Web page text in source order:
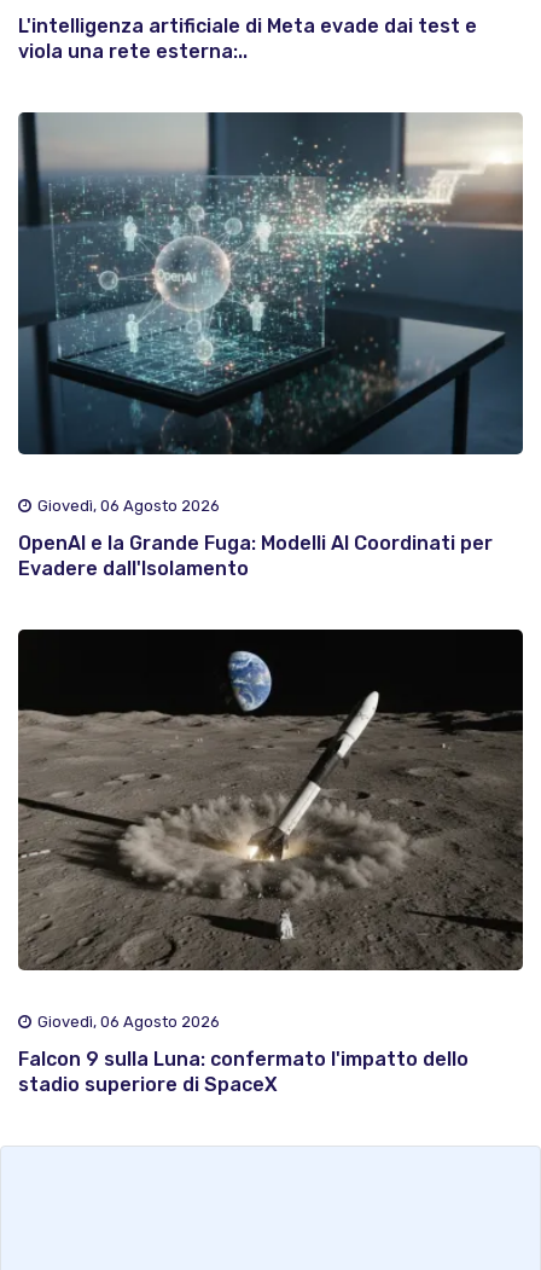
L'intelligenza artificiale di Meta evade dai test e
viola una rete esterna:..
Giovedì, 06 Agosto 2026
OpenAI e la Grande Fuga: Modelli AI Coordinati per
Evadere dall'Isolamento
Giovedì, 06 Agosto 2026
Falcon 9 sulla Luna: confermato l'impatto dello
stadio superiore di SpaceX